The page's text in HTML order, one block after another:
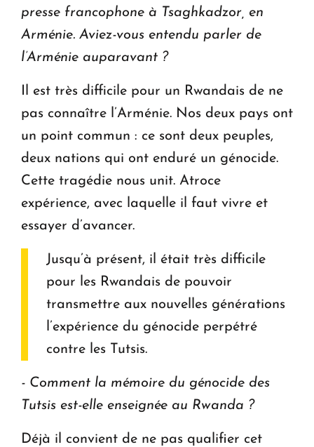
presse francophone à Tsaghkadzor, en
Arménie. Aviez-vous entendu parler de
l’Arménie auparavant ?
Il est très difficile pour un Rwandais de ne
pas connaître l’Arménie. Nos deux pays ont
un point commun : ce sont deux peuples,
deux nations qui ont enduré un génocide.
Cette tragédie nous unit. Atroce
expérience, avec laquelle il faut vivre et
essayer d’avancer.
Jusqu’à présent, il était très difficile
pour les Rwandais de pouvoir
transmettre aux nouvelles générations
l’expérience du génocide perpétré
contre les Tutsis.
- Comment la mémoire du génocide des
Tutsis est-elle enseignée au Rwanda ?
Déjà il convient de ne pas qualifier cet